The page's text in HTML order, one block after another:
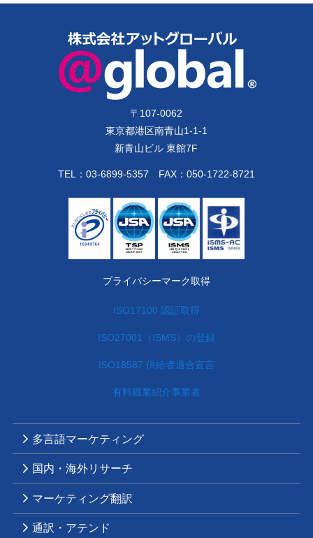
〒 107-0062
東京都港区南青山1-1-1
新青山ビル 東館7F
TEL： 03-6899-5357 FAX：050-1722-8721
プライバシーマーク取得
ISO17100 認証取得
ISO27001（ISMS）の登録
ISO18587 供給者適合宣言
有料職業紹介事業者
多言語マーケティング
国内・海外リサーチ
マーケティング翻訳
通訳・アテンド